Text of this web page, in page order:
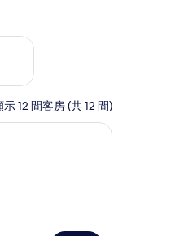
情況
示 12 間客房 (共 12 間)
桌、隔音、熨斗/熨衣板